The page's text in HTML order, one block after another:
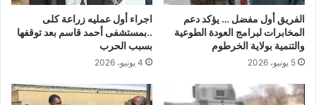
الفريق أول مفضل … يؤكد دعم
المخابرات لبرامج العودة الطوعية
والتنمية بولاية الخرطوم
5 يونيو، 2026
اجراء أول عمليه زراعة كلى
..بمستشفى أحمد قاسم بعد توقفها
بسبب الحرب
4 يونيو، 2026